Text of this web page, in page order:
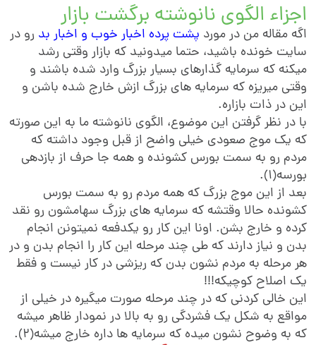
الگوی نانوشته برگشت بازار
مقاله من در موردپشت پرده اخبار خوب و اخبار بدرو در
خونده باشید، حتما میدونید که بازار وقتی رشد
که سرمایه گذارهای بسیار بزرگ وارد شده باشند و
میریزه که سرمایه های بزرگ ازش خارج شده باشن و
در ذات بازاره.
در نظر گرفتن این موضوع، الگوی نانوشته ما به این صورته
یک موج صعودی خیلی واضح از قبل وجود داشته که
رو به سمت بورس کشونده و همه جا حرف از بازدهی
از این موج بزرگ که همه مردم رو به سمت بورس
حالا وقتشه که سرمایه های بزرگ سهامشون رو نقد
و خارج بشن. اونا این کار رو یکدفعه نمیتونن انجام
و نیاز دارند که طی چند مرحله این کار را انجام بدن و در
مرحله به مردم نشون بدن که ریزشی در کار نیست و فقط
اصلاح کوچیکه!!!
خالی کردنی که در چند مرحله صورت میگیره در خیلی از
به شکل یک فشردگی رو به بالا در نمودار ظاهر میشه
به وضوح نشون میده که سرمایه ها داره خارج میشه(۲) .